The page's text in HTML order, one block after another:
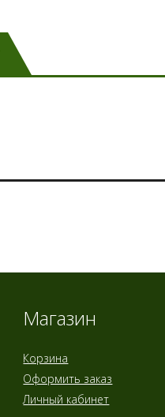
Магазин
Корзина
Оформить заказ
Личный кабинет